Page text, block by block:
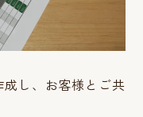
し、お客様とご共